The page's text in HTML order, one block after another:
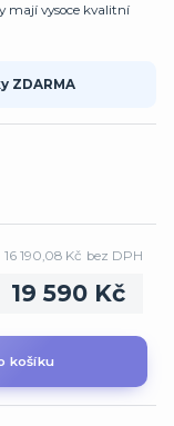
mají vysoce kvalitní
ZDARMA
19 590 Kč
16 190,08 Kč bez DPH
košíku